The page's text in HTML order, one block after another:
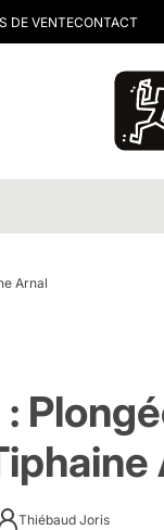
DE VENTECONTACT
Arnal
Thiébaud Joris